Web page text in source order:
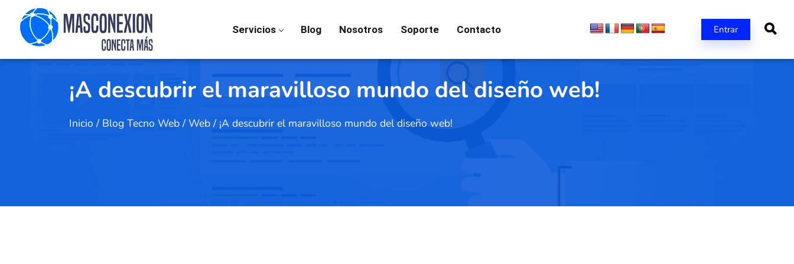
Servicios Blog Nosotros Soporte Contacto Entrar
¡A descubrir el maravilloso mundo del diseño web!
Inicio / Blog Tecno Web/Web/ ¡A descubrir el maravilloso mundo del diseño web!